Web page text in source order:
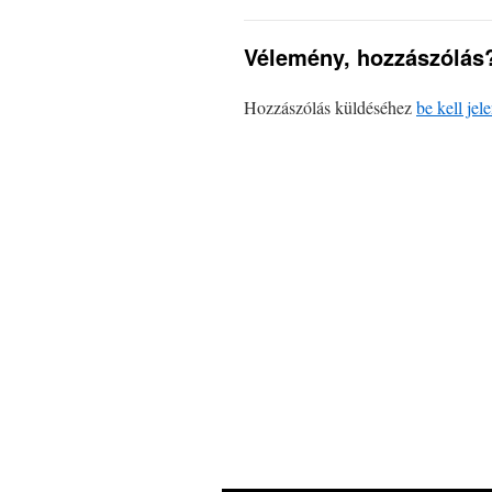
Vélemény,
Hozzászólás küldéséhezbe kell